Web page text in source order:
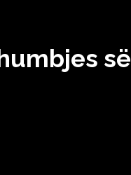
së